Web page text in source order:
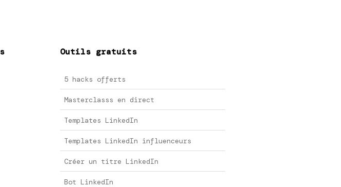
Outils gratuits
5 hacks offerts
Masterclasss en direct
Templates LinkedIn
Templates LinkedIn influenceurs
Créer un titre LinkedIn
Bot LinkedIn